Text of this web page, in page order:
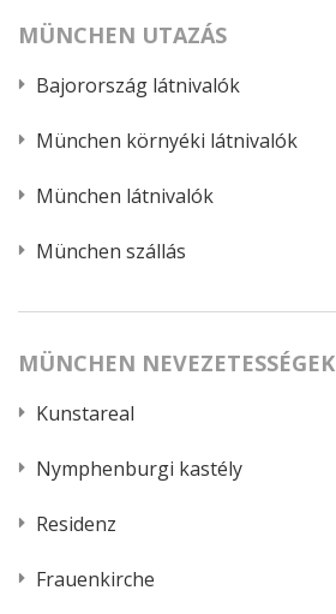
MÜNCHEN UTAZÁS
Bajorország látnivalók
München környéki látnivalók
München látnivalók
München szállás
MÜNCHEN NEVEZETESSÉGEK
Kunstareal
Nymphenburgi kastély
Residenz
Frauenkirche